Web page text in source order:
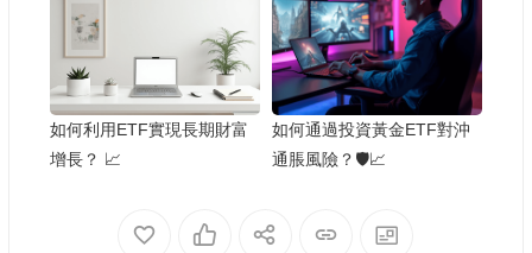
如何利用ETF實現長期財富
增長？ 📈
如何通過投資黃金ETF對沖
通脹風險？🛡️📈